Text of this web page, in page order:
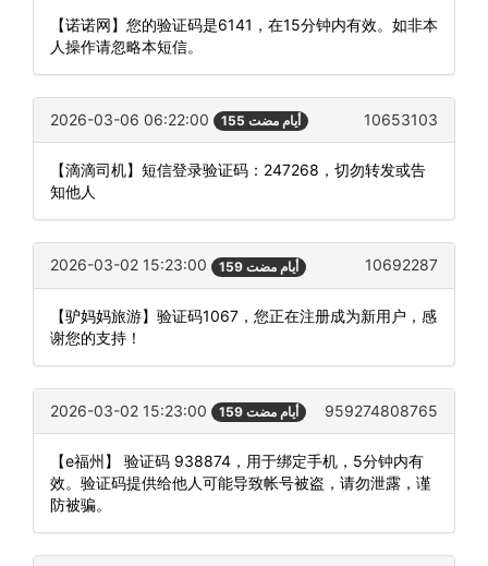
【诺诺网】您的验证码是6141，在15分钟内有效。如非本
人操作请忽略本短信。
2026-03-06 06:22:00 155 أيام مضت 10653103
【滴滴司机】短信登录验证码：247268，切勿转发或告
知他人
2026-03-02 15:23:00 159 أيام مضت 10692287
【驴妈妈旅游】验证码1067，您正在注册成为新用户，感
谢您的支持！
2026-03-02 15:23:00 159 أيام مضت 959274808765
【e福州】 验证码 938874，用于绑定手机，5分钟内有
效。验证码提供给他人可能导致帐号被盗，请勿泄露，谨
防被骗。